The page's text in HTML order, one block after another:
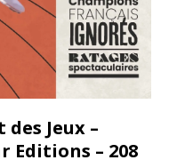
Jeux –
Editions – 208